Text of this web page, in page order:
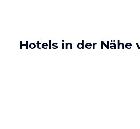
Hotels in der Nähe